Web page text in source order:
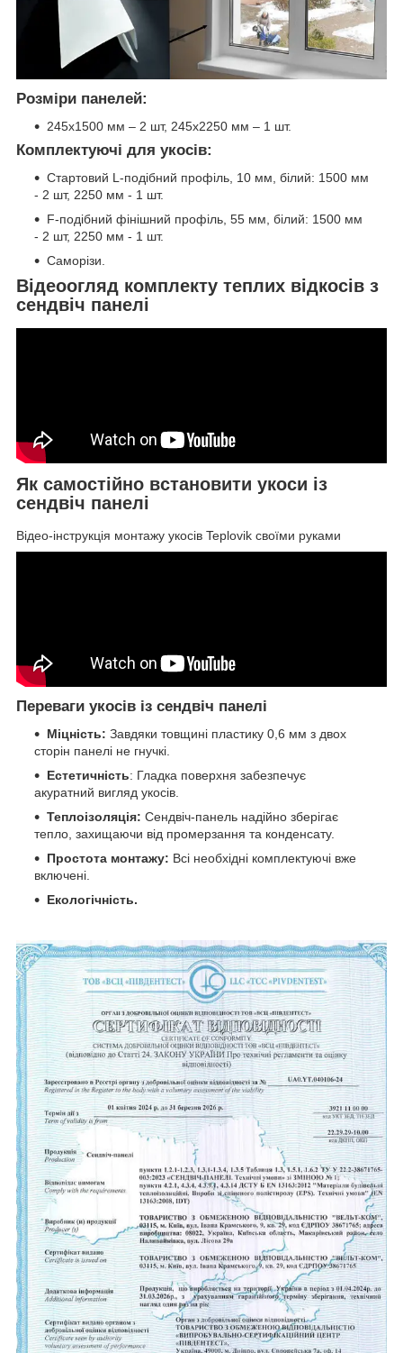
Розміри панелей:
245х1500 мм – 2 шт, 245х2250 мм – 1 шт.
Комплектуючі для укосів:
Стартовий L-подібний профіль, 10 мм, білий: 1500 мм
- 2 шт, 2250 мм - 1 шт.
F-подібний фінішний профіль, 55 мм, білий: 1500 мм
- 2 шт, 2250 мм - 1 шт.
Саморізи.
Відеоогляд комплекту теплих відкосів з
сендвіч панелі
Як самостійно встановити укоси із
сендвіч панелі
Відео-інструкція монтажу укосів Teplovik своїми руками
Переваги укосів із сендвіч панелі
Міцність: Завдяки товщині пластику 0,6 мм з двох
сторін панелі не гнучкі.
Естетичність: Гладка поверхня забезпечує
акуратний вигляд укосів.
Теплоізоляція: Сендвіч-панель надійно зберігає
тепло, захищаючи від промерзання та конденсату.
Простота монтажу: Всі необхідні комплектуючі вже
включені.
Екологічність.